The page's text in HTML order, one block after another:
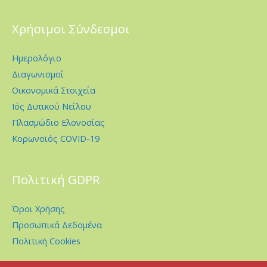
Χρήσιμοι Σύνδεσμοι
Ημερολόγιο
Διαγωνισμοί
Οικονομικά Στοιχεία
Ιός Δυτικού Νείλου
Πλασμώδιο Ελονοσίας
Κορωνοϊός COVID-19
Πολιτική GDPR
Όροι Χρήσης
Προσωπικά Δεδομένα
Πολιτική Cookies